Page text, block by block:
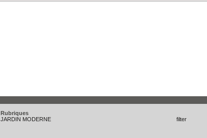
Rubriques
JARDIN MODERNE
filter